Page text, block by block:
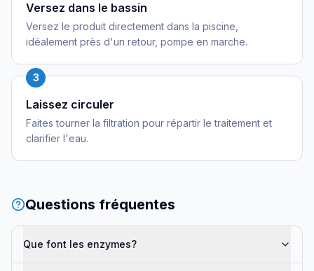
Versez dans le bassin
Versez le produit directement dans la piscine,
idéalement près d'un retour, pompe en marche.
3
Laissez circuler
Faites tourner la filtration pour répartir le traitement et
clarifier l'eau.
Questions fréquentes
Que font les enzymes?